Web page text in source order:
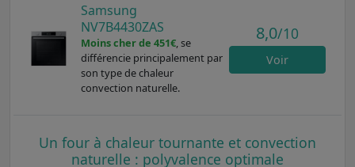
Samsung
NV7B4430ZAS
Moins cher de 451€, se
différencie principalement par
son type de chaleur
convection naturelle.
8,0/10
Voir
Un four à chaleur tournante et convection
naturelle : polyvalence optimale